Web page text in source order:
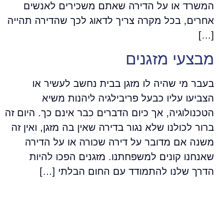
המשרד או על הדירה שאתם משכירים לאנשים
אחרים, בכל מקרה צריך לדאוג לכך שהדירה תהייה
[…]
מבצעי מזגנים
בעבר מי שהיה לו מזגן בבית נחשב לעשיר או
הצביעו עליו כבעל פריבילגיה ליהנות משיא
הטכנולוגיה, אך כיום הדברים כבר אינם כך. היום זה
ברור לכולנו שלא נגור בדירה שאין בה מזגן, ואין זה
משנה אם מדובר על דירה שכורה או על הדירה
שאנחנו קונים למשפחתנו. מזגנים הפכו להיות
הדרך שלנו להתמודד עם החום הבלתי […]